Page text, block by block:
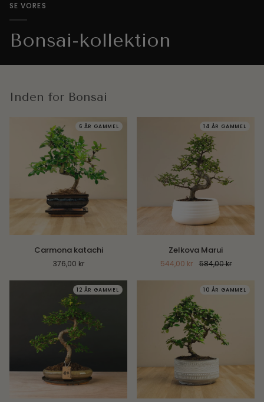
SE VORES
Bonsai-kollektion
Inden for Bonsai
6 ÅR GAMMEL
Carmona
katachi
Carmona katachi
376,00 kr
14 ÅR GAMMEL
Zelkova Marui
544,00 kr 584,00 kr
12 ÅR GAMMEL 10 ÅR GAMMEL